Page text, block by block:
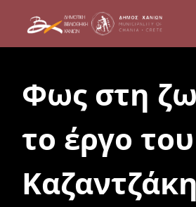
Φως στη
το έργο
Καζαντζάκη